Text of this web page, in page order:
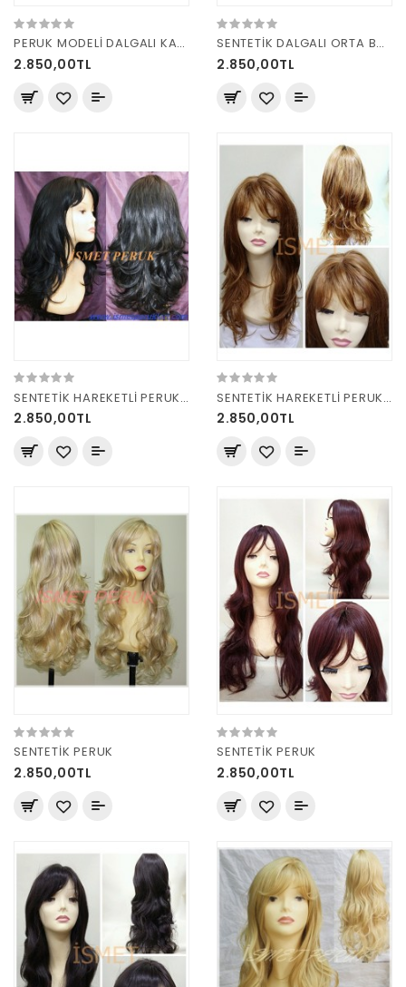
PERUK MODELİ DALGALI KAHVE PERUK W405
2.850,00TL
SENTETİK DALGALI ORTA BOY PERUK
2.850,00TL
SENTETİK HAREKETLİ PERUK 8125 SİYAH
2.850,00TL
SENTETİK HAREKETLİ PERUK 8125 TARÇIN
2.850,00TL
SENTETİK PERUK
2.850,00TL
SENTETİK PERUK
2.850,00TL